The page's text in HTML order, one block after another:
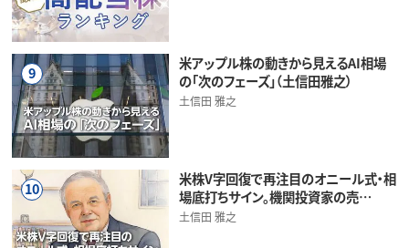
9
米アップル株の動きから見えるAI相場
の「次のフェーズ」（土信田雅之）
土信田 雅之
10
米株V字回復で再注目のオニール式・相
場底打ちサイン。機関投資家の売…
土信田 雅之